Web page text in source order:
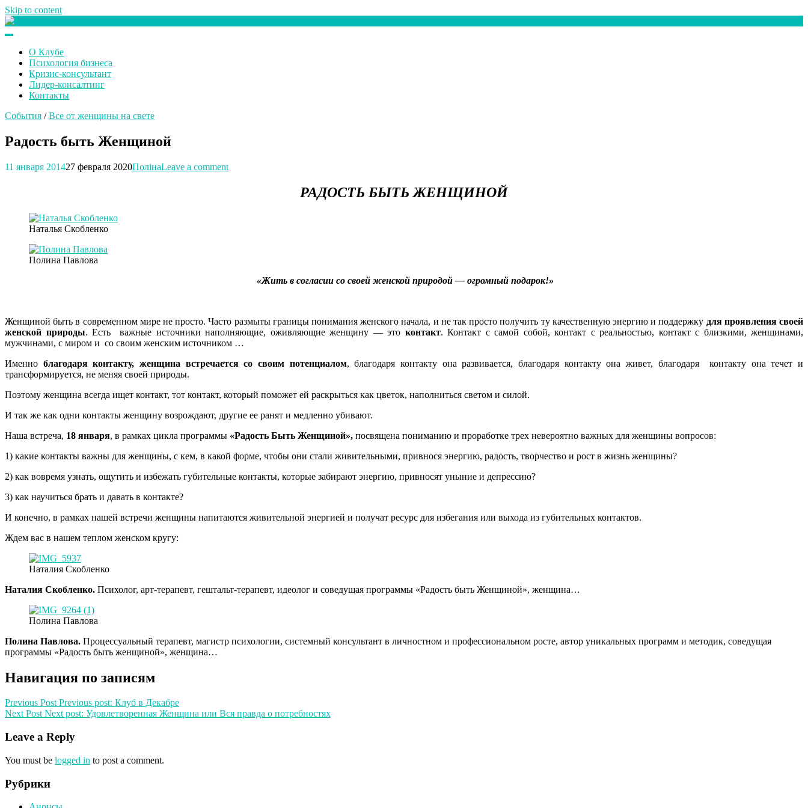
Skip to content
О Клубе
Психология бизнеса
Кризис-консультант
Лидер-консалтинг
Контакты
События /Все от женщины на свете
Радость быть Женщиной
11 января 201427 февраля 2020ПолінаLeave a comment
РАДОСТЬ БЫТЬ ЖЕНЩИНОЙ
Наталья Скобленко
Полина Павлова
«Жить в согласии со своей женской природой — огромный подарок!»
Женщиной быть в современном мире не просто. Часто размыты границы понимания женского начала, и не так просто получить ту качественную энергию и поддержку для проявления своей
женской природы. Есть важные источники наполняющие, оживляющие женщину — это контакт. Контакт с самой собой, контакт с реальностью, контакт с близкими, женщинами,
мужчинами, с миром и со своим женским источником …
Именно благодаря контакту, женщина встречается со своим потенциалом, благодаря контакту она развивается, благодаря контакту она живет, благодаря контакту она течет и
трансформируется, не меняя своей природы.
Поэтому женщина всегда ищет контакт, тот контакт, который поможет ей раскрыться как цветок, наполниться светом и силой.
И так же как одни контакты женщину возрождают, другие ее ранят и медленно убивают.
Наша встреча, 18 января, в рамках цикла программы «Радость Быть Женщиной», посвящена пониманию и проработке трех невероятно важных для женщины вопросов:
1) какие контакты важны для женщины, с кем, в какой форме, чтобы они стали живительными, привнося энергию, радость, творчество и рост в жизнь женщины?
2) как вовремя узнать, ощутить и избежать губительные контакты, которые забирают энергию, привносят уныние и депрессию?
3) как научиться брать и давать в контакте?
И конечно, в рамках нашей встречи женщины напитаются живительной энергией и получат ресурс для избегания или выхода из губительных контактов.
Ждем вас в нашем теплом женском кругу:
Наталия Скобленко
Наталия Скобленко. Психолог, арт-терапевт, гештальт-терапевт, идеолог и соведущая программы «Радость быть Женщиной», женщина…
Полина Павлова
Полина Павлова. Процессуальный терапевт, магистр психологии, системный консультант в личностном и профессиональном росте, автор уникальных программ и методик, соведущая
программы «Радость быть женщиной», женщина…
Навигация по записям
Previous Post Previous post: Клуб в Декабре
Next Post Next post: Удовлетворенная Женщина или Вся правда о потребностях
Leave a Reply
You must be logged in to post a comment.
Рубрики